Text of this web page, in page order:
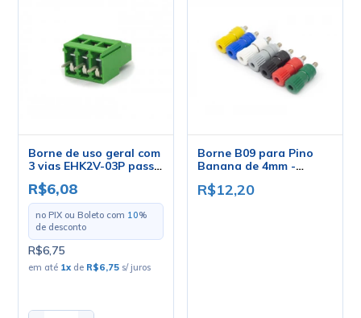
Borne de uso geral com
3 vias EHK2V-03P passo
R$6,08
no PIX ou Boleto com 10%
de desconto
R$6,75
em até 1x de R$6,75 s/ juros
Borne B09 para Pino
Banana de 4mm -
R$12,20